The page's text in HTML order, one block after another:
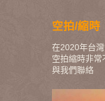
空拍/縮時
在2020年台
空拍縮時非
與我們聯絡